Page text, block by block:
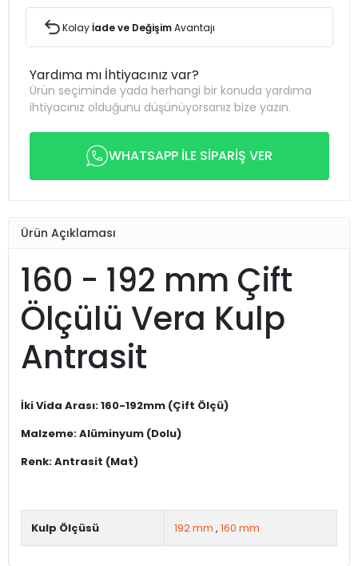
Kolayİade ve DeğişimAvantajı
Yardıma mı İhtiyacınız var?
Ürün seçiminde yada herhangi bir konuda yardıma
ihtiyacınız olduğunu düşünüyorsanız bize yazın.
WHATSAPP İLE SİPARİŞ VER
Ürün Açıklaması
160 - 192 mm Çift
Ölçülü Vera Kulp
Antrasit
İki Vida Arası: 160-192mm (Çift Ölçü)
Malzeme: Alüminyum (Dolu)
Renk: Antrasit (Mat)
Kulp Ölçüsü 192 mm , 160 mm